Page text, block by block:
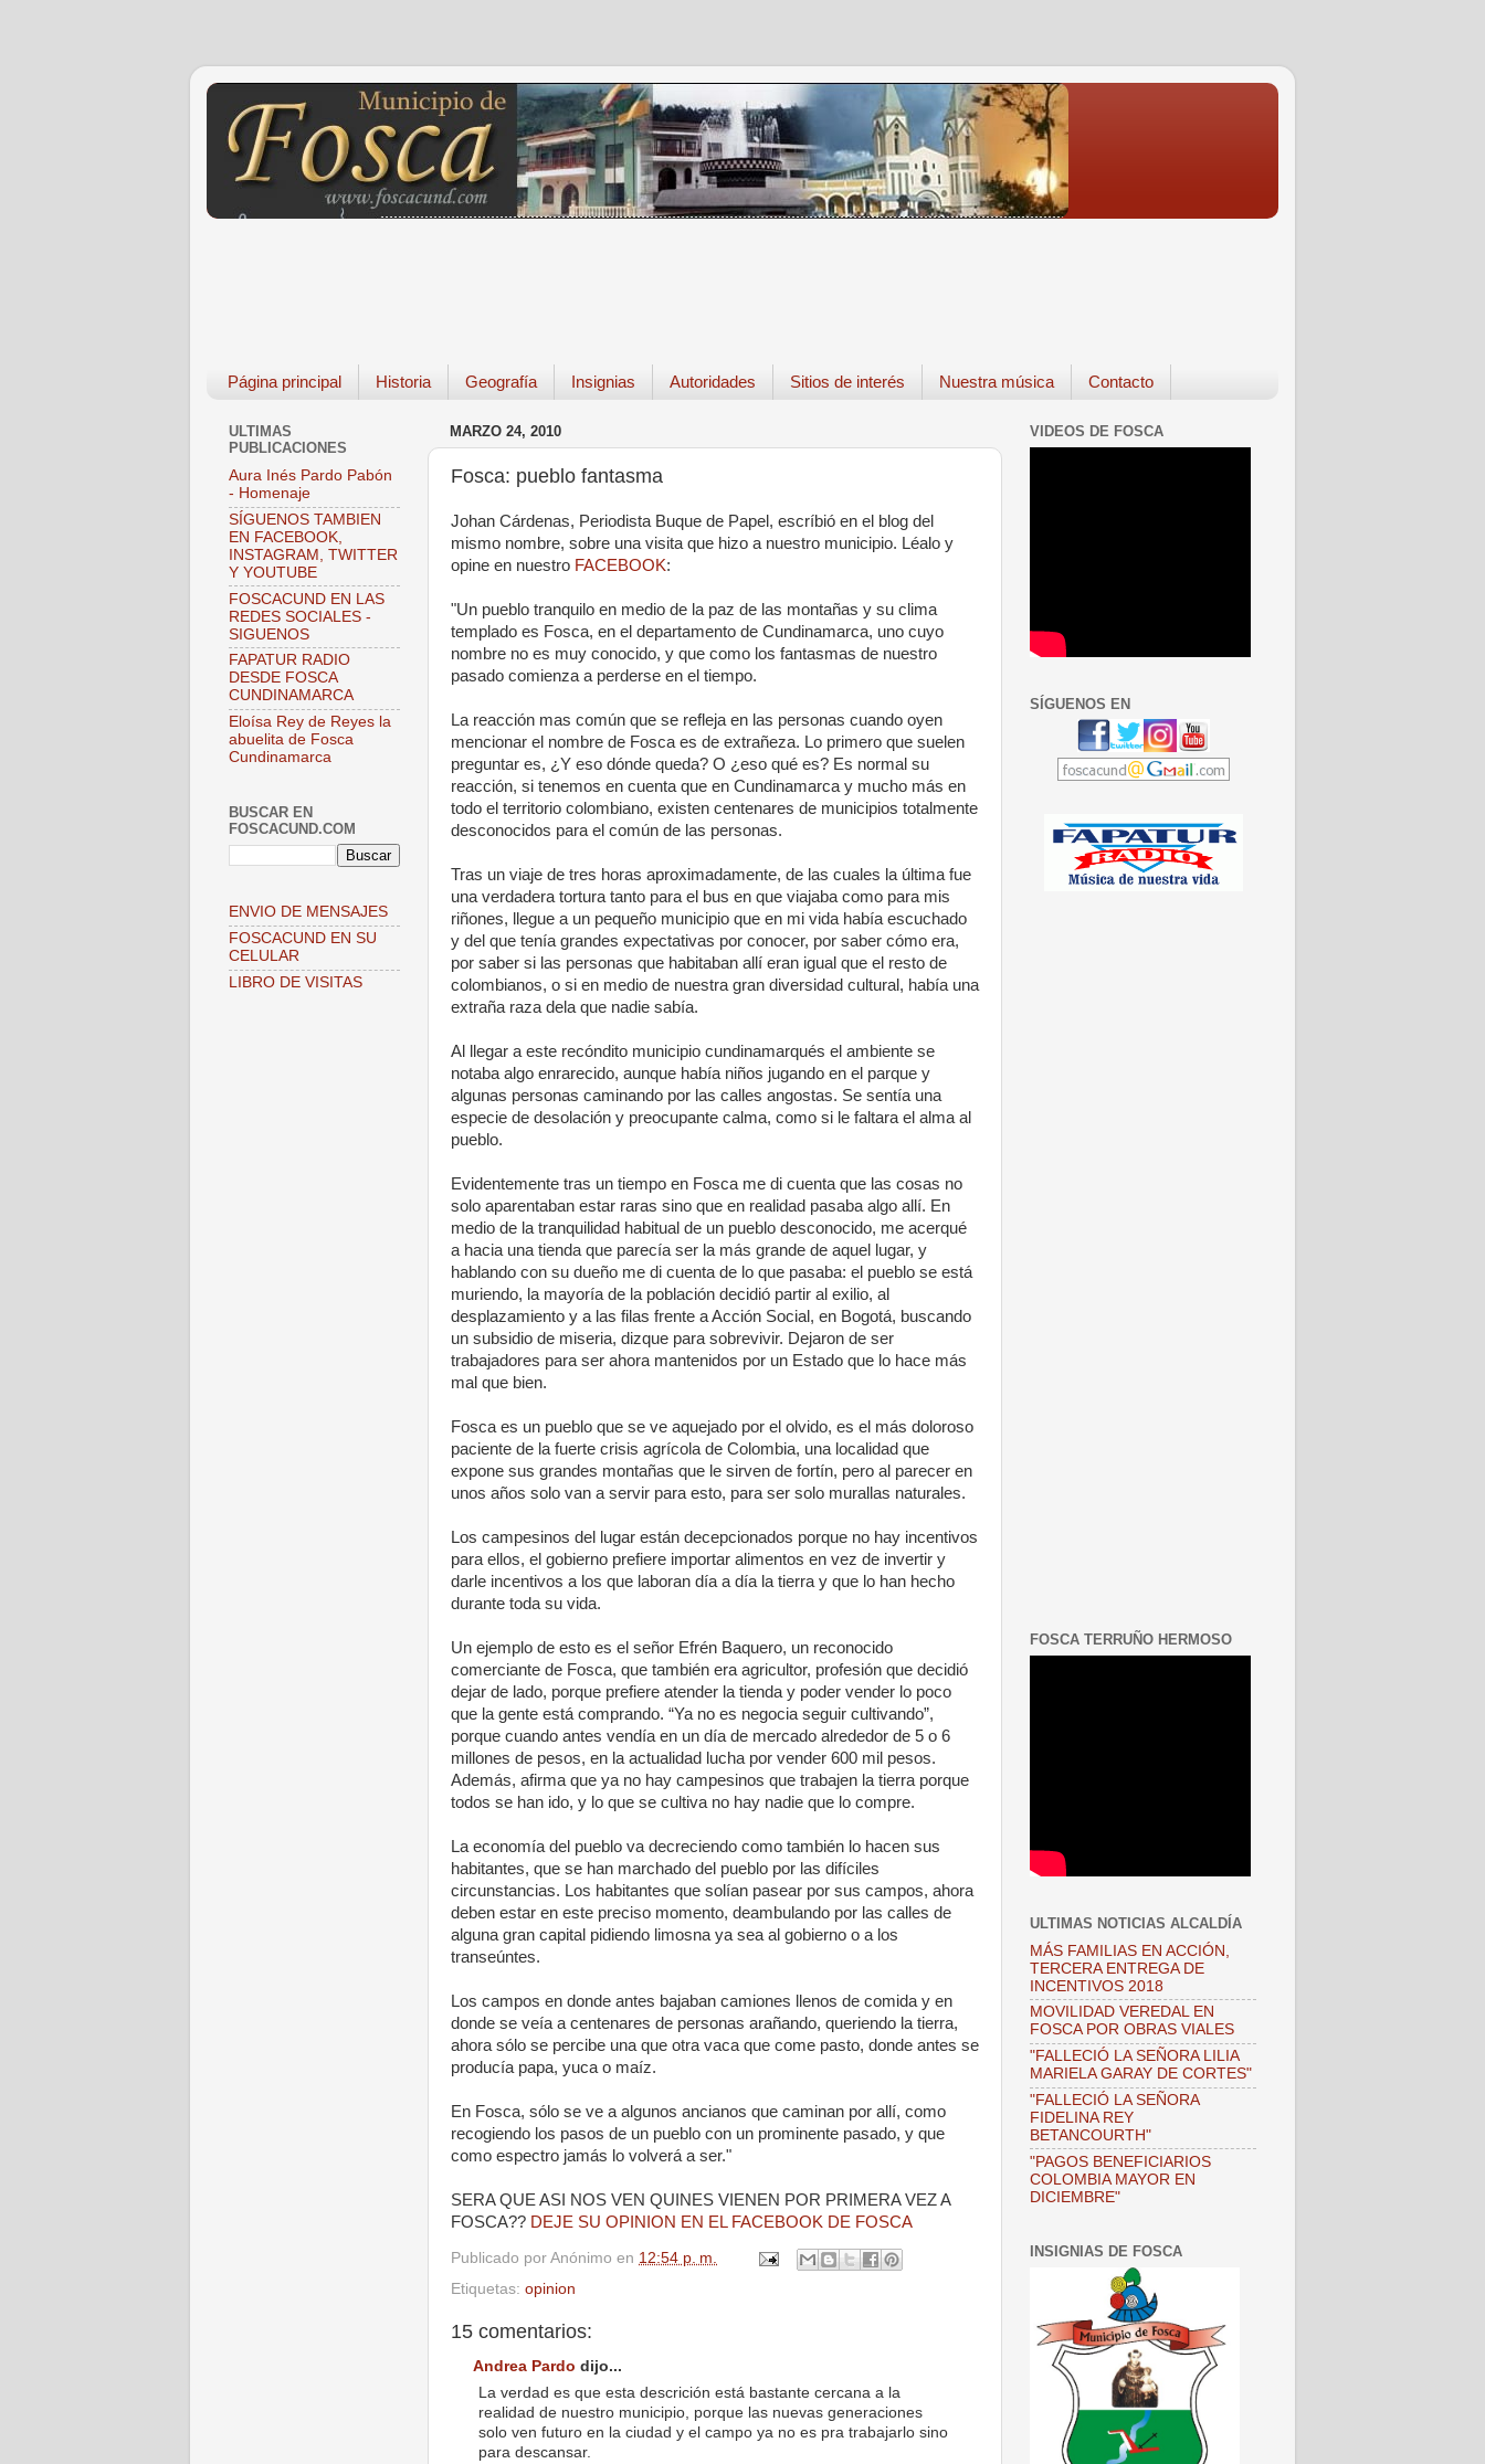
Página principal Historia Geografía Insignias Autoridades Sitios de interés Nuestra música Contacto
MARZO 24, 2010
Fosca: pueblo fantasma
Johan Cárdenas, Periodista Buque de Papel, escríbió en el blog del
mismo nombre, sobre una visita que hizo a nuestro municipio. Léalo y
opine en nuestro FACEBOOK:
"Un pueblo tranquilo en medio de la paz de las montañas y su clima
templado es Fosca, en el departamento de Cundinamarca, uno cuyo
nombre no es muy conocido, y que como los fantasmas de nuestro
pasado comienza a perderse en el tiempo.
La reacción mas común que se refleja en las personas cuando oyen
mencionar el nombre de Fosca es de extrañeza. Lo primero que suelen
preguntar es, ¿Y eso dónde queda? O ¿eso qué es? Es normal su
reacción, si tenemos en cuenta que en Cundinamarca y mucho más en
todo el territorio colombiano, existen centenares de municipios totalmente
desconocidos para el común de las personas.
Tras un viaje de tres horas aproximadamente, de las cuales la última fue
una verdadera tortura tanto para el bus en que viajaba como para mis
riñones, llegue a un pequeño municipio que en mi vida había escuchado
y del que tenía grandes expectativas por conocer, por saber cómo era,
por saber si las personas que habitaban allí eran igual que el resto de
colombianos, o si en medio de nuestra gran diversidad cultural, había una
extraña raza dela que nadie sabía.
Al llegar a este recóndito municipio cundinamarqués el ambiente se
notaba algo enrarecido, aunque había niños jugando en el parque y
algunas personas caminando por las calles angostas. Se sentía una
especie de desolación y preocupante calma, como si le faltara el alma al
pueblo.
Evidentemente tras un tiempo en Fosca me di cuenta que las cosas no
solo aparentaban estar raras sino que en realidad pasaba algo allí. En
medio de la tranquilidad habitual de un pueblo desconocido, me acerqué
a hacia una tienda que parecía ser la más grande de aquel lugar, y
hablando con su dueño me di cuenta de lo que pasaba: el pueblo se está
muriendo, la mayoría de la población decidió partir al exilio, al
desplazamiento y a las filas frente a Acción Social, en Bogotá, buscando
un subsidio de miseria, dizque para sobrevivir. Dejaron de ser
trabajadores para ser ahora mantenidos por un Estado que lo hace más
mal que bien.
Fosca es un pueblo que se ve aquejado por el olvido, es el más doloroso
paciente de la fuerte crisis agrícola de Colombia, una localidad que
expone sus grandes montañas que le sirven de fortín, pero al parecer en
unos años solo van a servir para esto, para ser solo murallas naturales.
Los campesinos del lugar están decepcionados porque no hay incentivos
para ellos, el gobierno prefiere importar alimentos en vez de invertir y
darle incentivos a los que laboran día a día la tierra y que lo han hecho
durante toda su vida.
Un ejemplo de esto es el señor Efrén Baquero, un reconocido
comerciante de Fosca, que también era agricultor, profesión que decidió
dejar de lado, porque prefiere atender la tienda y poder vender lo poco
que la gente está comprando. “Ya no es negocia seguir cultivando”,
porque cuando antes vendía en un día de mercado alrededor de 5 o 6
millones de pesos, en la actualidad lucha por vender 600 mil pesos.
Además, afirma que ya no hay campesinos que trabajen la tierra porque
todos se han ido, y lo que se cultiva no hay nadie que lo compre.
La economía del pueblo va decreciendo como también lo hacen sus
habitantes, que se han marchado del pueblo por las difíciles
circunstancias. Los habitantes que solían pasear por sus campos, ahora
deben estar en este preciso momento, deambulando por las calles de
alguna gran capital pidiendo limosna ya sea al gobierno o a los
transeúntes.
Los campos en donde antes bajaban camiones llenos de comida y en
donde se veía a centenares de personas arañando, queriendo la tierra,
ahora sólo se percibe una que otra vaca que come pasto, donde antes se
producía papa, yuca o maíz.
En Fosca, sólo se ve a algunos ancianos que caminan por allí, como
recogiendo los pasos de un pueblo con un prominente pasado, y que
como espectro jamás lo volverá a ser."
SERA QUE ASI NOS VEN QUINES VIENEN POR PRIMERA VEZ A
FOSCA?? DEJE SU OPINION EN EL FACEBOOK DE FOSCA
Publicado por Anónimo en 12:54 p. m.
Etiquetas: opinion
15 comentarios:
Andrea Pardo dijo...
La verdad es que esta descrición está bastante cercana a la
realidad de nuestro municipio, porque las nuevas generaciones
solo ven futuro en la ciudad y el campo ya no es pra trabajarlo sino
para descansar.
ULTIMAS
PUBLICACIONES
Aura Inés Pardo Pabón
- Homenaje
SÍGUENOS TAMBIEN
EN FACEBOOK,
INSTAGRAM, TWITTER
Y YOUTUBE
FOSCACUND EN LAS
REDES SOCIALES -
SIGUENOS
FAPATUR RADIO
DESDE FOSCA
CUNDINAMARCA
Eloísa Rey de Reyes la
abuelita de Fosca
Cundinamarca
BUSCAR EN
FOSCACUND.COM
ENVIO DE MENSAJES
FOSCACUND EN SU
CELULAR
LIBRO DE VISITAS
VIDEOS DE FOSCA
SÍGUENOS EN
FOSCA TERRUÑO HERMOSO
ULTIMAS NOTICIAS ALCALDÍA
MÁS FAMILIAS EN ACCIÓN,
TERCERA ENTREGA DE
INCENTIVOS 2018
MOVILIDAD VEREDAL EN
FOSCA POR OBRAS VIALES
"FALLECIÓ LA SEÑORA LILIA
MARIELA GARAY DE CORTES"
"FALLECIÓ LA SEÑORA
FIDELINA REY
BETANCOURTH"
"PAGOS BENEFICIARIOS
COLOMBIA MAYOR EN
DICIEMBRE"
INSIGNIAS DE FOSCA